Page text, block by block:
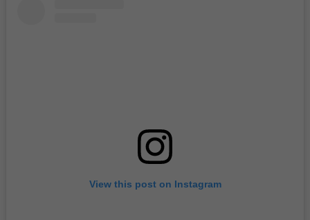
View this post on Instagram